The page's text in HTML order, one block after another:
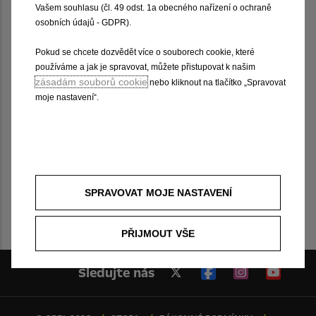
KOLA
Cenové rozpětí
Vyhledat
1
Nebyly nalezeny žádné díly.
Sledujte nás
Vašem souhlasu (čl. 49 odst. 1a obecného nařízení o ochraně
osobních údajů - GDPR).
Pokud se chcete dozvědět více o souborech cookie, které
používáme a jak je spravovat, můžete přistupovat k našim
zásadám souborů cookienebo kliknout na tlačítko „Spravovat
moje nastavení“.
SPRAVOVAT MOJE NASTAVENÍ
PŘIJMOUT VŠE